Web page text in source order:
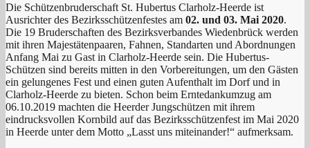
Die Schützenbruderschaft St. Hubertus Clarholz-Heerde ist
Ausrichter des Bezirksschützenfestes am 02. und 03. Mai 2020.
Die 19 Bruderschaften des Bezirksverbandes Wiedenbrück werden
mit ihren Majestätenpaaren, Fahnen, Standarten und Abordnungen
Anfang Mai zu Gast in Clarholz-Heerde sein. Die Hubertus-
Schützen sind bereits mitten in den Vorbereitungen, um den Gästen
ein gelungenes Fest und einen guten Aufenthalt im Dorf und in
Clarholz-Heerde zu bieten. Schon beim Erntedankumzug am
06.10.2019 machten die Heerder Jungschützen mit ihrem
eindrucksvollen Kornbild auf das Bezirksschützenfest im Mai 2020
in Heerde unter dem Motto „Lasst uns miteinander!“ aufmerksam.